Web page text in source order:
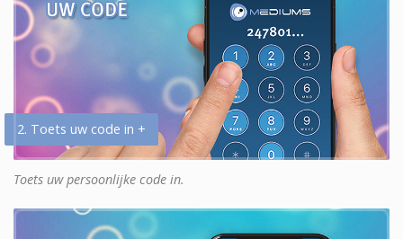
2. Toets uw code in +
Toets uw persoonlijke code in.